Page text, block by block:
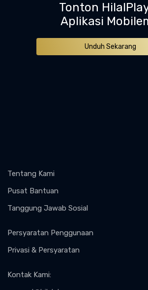
Tonton
Aplikasi
Unduh Sekarang
Tentang Kami
Pusat Bantuan
Tanggung Jawab Sosial
Persyaratan Penggunaan
Privasi & Persyaratan
Kontak Kami: